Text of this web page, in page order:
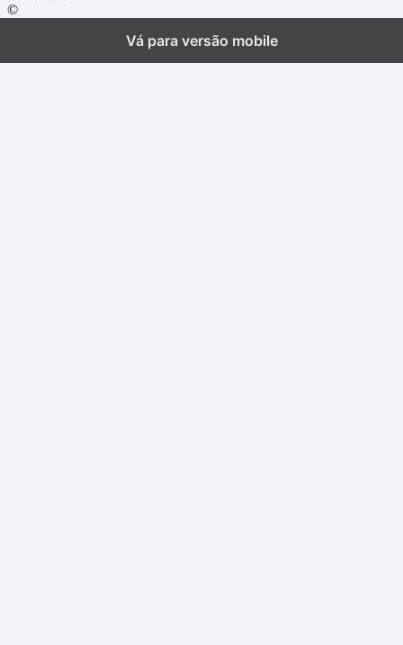
©
Vá para versão mobile